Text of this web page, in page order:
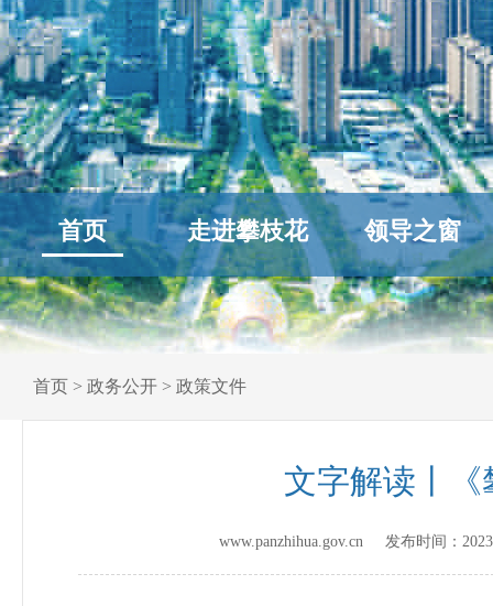
首页 走进攀枝花 领导之窗
首页 > 政务公开 > 政策文件
文字解读丨《
www.panzhihua.gov.cn 发布时间：